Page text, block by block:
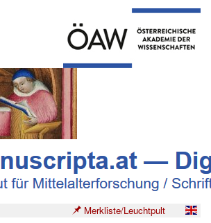
Merkliste/Leuchtpult